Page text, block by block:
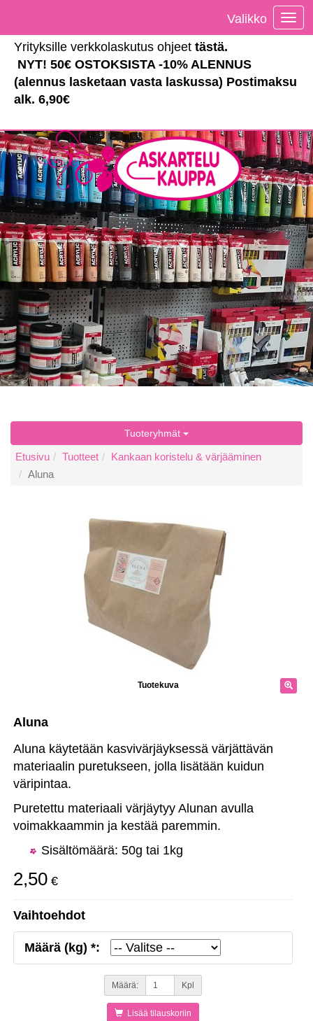
Yrityksille verkkolaskutus ohjeet tästä.
NYT! 50€ OSTOKSISTA -10% ALENNUS
(alennus lasketaan vasta laskussa) Postimaksu
alk. 6,90€
Valikko
Tuoteryhmät
Etusivu Tuotteet
Kankaan koristelu & värjääminen
Aluna
Tuotekuva
Aluna
Aluna käytetään kasvivärjäyksessä värjättävän
materiaalin puretukseen, jolla lisätään kuidun
väripintaa.
Puretettu materiaali värjäytyy Alunan avulla
voimakkaammin ja kestää paremmin.
Sisältömäärä: 50g tai 1kg
2,50 €
Vaihtoehdot
Määrä (kg) *:
Määrä: Kpl
Lisää tilauskoriin